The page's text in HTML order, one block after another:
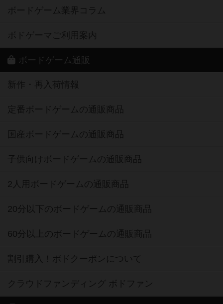
ボードゲーム業界コラム
ボドゲーマご利用案内
ボードゲーム通販
新作・再入荷情報
定番ボードゲームの通販商品
国産ボードゲームの通販商品
子供向けボードゲームの通販商品
2人用ボードゲームの通販商品
20分以下のボードゲームの通販商品
60分以上のボードゲームの通販商品
割引購入！ボドクーポンについて
クラウドファンディング ボドファン